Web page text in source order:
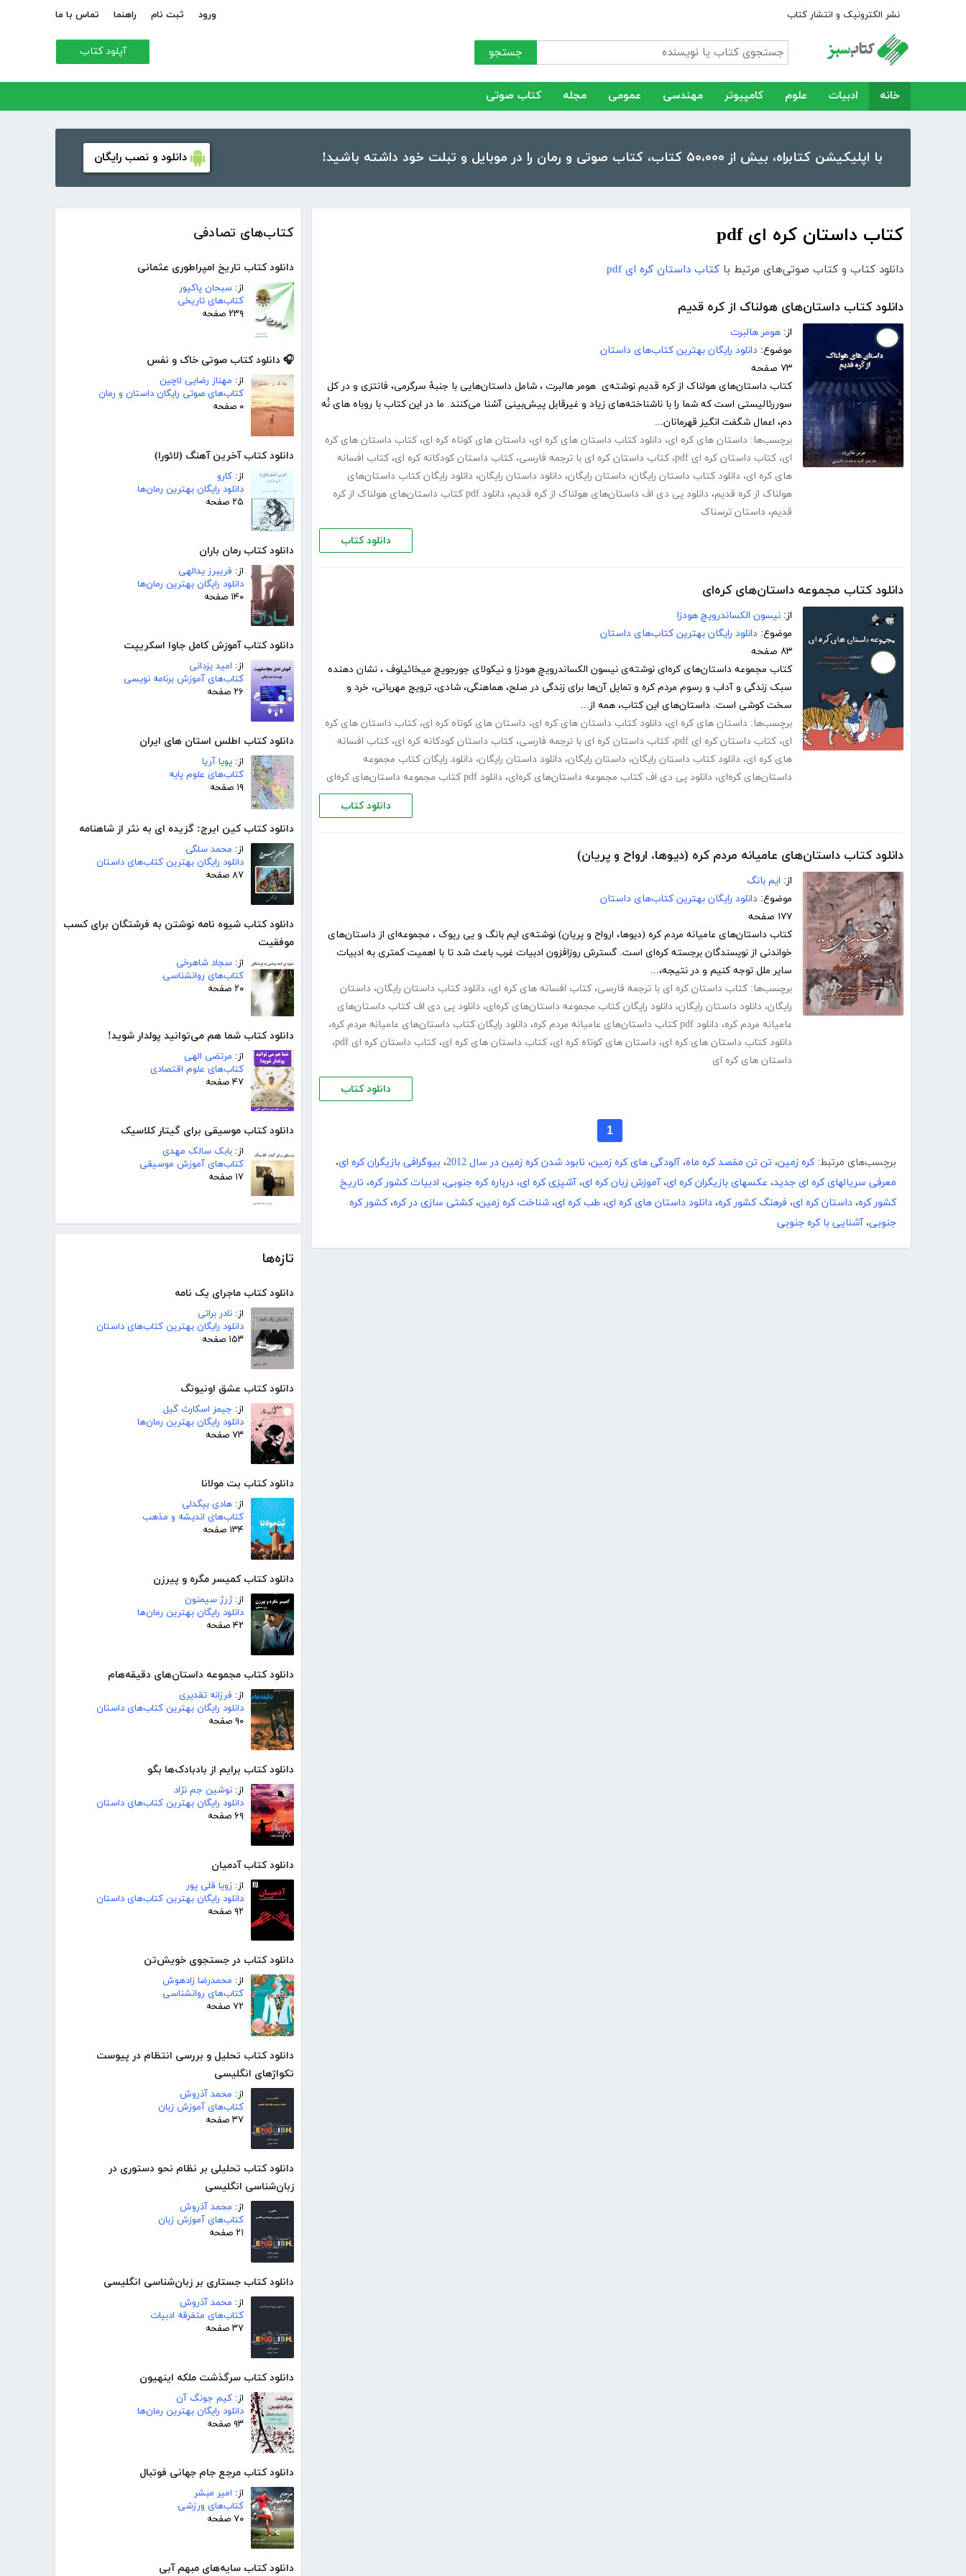
نشر الکترونیک و انتشار کتاب ورود ثبت نام راهنما تماس با ما
جستجو آپلود کتاب
خانه ادبیات علوم کامپیوتر مهندسی عمومی مجله کتاب صوتی
با اپلیکیشن کتابراه، بیش از ۵۰،۰۰۰ کتاب، کتاب صوتی و رمان را در موبایل و تبلت خود داشته باشید! دانلود و نصب رایگان
کتاب‌های تصادفی
دانلود کتاب تاریخ امپراطوری عثمانی
از: سبحان پاکپور
کتاب‌های تاریخی
۲۳۹ صفحه
🎧 دانلود کتاب صوتی خاک و نفس
از: مهناز رضایی لاچین
کتاب‌های صوتی رایگان داستان و رمان
۰ صفحه
دانلود کتاب آخرین آهنگ (لائورا)
از: کارو
دانلود رایگان بهترین رمان‌ها
۲۵ صفحه
دانلود کتاب رمان باران
از: فریبرز یدالهی
دانلود رایگان بهترین رمان‌ها
۱۴۰ صفحه
دانلود کتاب آموزش کامل جاوا اسکریپت
از: امید یزدانی
کتاب‌های آموزش برنامه نویسی
۲۶ صفحه
دانلود کتاب اطلس استان های ایران
از: پویا آریا
کتاب‌های علوم پایه
۱۹ صفحه
دانلود کتاب کین ایرج: گزیده ای به نثر از شاهنامه
از: محمد سلگی
دانلود رایگان بهترین کتاب‌های داستان
۸۷ صفحه
دانلود کتاب شیوه نامه نوشتن به فرشتگان برای کسب
موفقیت
از: سجاد شاهرخی
کتاب‌های روانشناسی
۲۰ صفحه
دانلود کتاب شما هم می‌توانید پولدار شوید!
از: مرتضی الهی
کتاب‌های علوم اقتصادی
۴۷ صفحه
دانلود کتاب موسیقی برای گیتار کلاسیک
از: بابک سالک مهدی
کتاب‌های آموزش موسیقی
۱۷ صفحه
تازه‌ها
دانلود کتاب ماجرای یک نامه
از: نادر براتی
دانلود رایگان بهترین کتاب‌های داستان
۱۵۳ صفحه
دانلود کتاب عشق اونیونگ
از: جیمز اسکارث گیل
دانلود رایگان بهترین رمان‌ها
۷۳ صفحه
دانلود کتاب بت مولانا
از: هادی بیگدلی
کتاب‌های اندیشه و مذهب
۱۳۴ صفحه
دانلود کتاب کمیسر مگره و پیرزن
از:ژرژ سیمنون
دانلود رایگان بهترین رمان‌ها
۴۲ صفحه
دانلود کتاب مجموعه داستان‌های دقیقه‌هام
از: فرزانه تقدیری
دانلود رایگان بهترین کتاب‌های داستان
۹۰ صفحه
دانلود کتاب برایم از بادبادک‌ها بگو
از: نوشین جم نژاد
دانلود رایگان بهترین کتاب‌های داستان
۶۹ صفحه
دانلود کتاب آدمیان
از: زویا قلی پور
دانلود رایگان بهترین کتاب‌های داستان
۹۲ صفحه
دانلود کتاب در جستجوی خویش‌تن
از: محمدرضا زادهوش
کتاب‌های روانشناسی
۷۲ صفحه
دانلود کتاب تحلیل و بررسی انتظام در پیوست
تکواژهای انگلیسی
از: محمد آذروش
کتاب‌های آموزش زبان
۳۷ صفحه
دانلود کتاب تحلیلی بر نظام نحو دستوری در
زبان‌شناسی انگلیسی
از: محمد آذروش
کتاب‌های آموزش زبان
۲۱ صفحه
دانلود کتاب جستاری بر زبان‌شناسی انگلیسی
از: محمد آذروش
کتاب‌های متفرقه ادبیات
۳۷ صفحه
دانلود کتاب سرگذشت ملکه اینهیون
از: کیم جونگ آن
دانلود رایگان بهترین رمان‌ها
۹۳ صفحه
دانلود کتاب مرجع جام جهانی فوتبال
از: امیر مبشر
کتاب‌های ورزشی
۷۰ صفحه
دانلود کتاب سایه‌های مبهم آبی
کتاب داستان کره ای pdf
دانلود کتاب و کتاب صوتی‌های مرتبط با کتاب داستان کره ای pdf
دانلود کتاب داستان‌های هولناک از کره قدیم
از: هومر هالبرت
موضوع: دانلود رایگان بهترین کتاب‌های داستان
۷۳ صفحه
کتاب داستان‌های هولناک از کره قدیم نوشته‌ی هومر هالبرت ، شامل داستان‌هایی با جنبۀ سرگرمی، فانتزی و در کل
سوررئالیستی است که شما را با ناشناخته‌های زیاد و غیرقابل پیش‌بینی آشنا می‌کنند. ما در این کتاب با روباه های نُه
دم، اعمال شگفت انگیز قهرمانان...
برچسب‌ها: داستان های کره ای، دانلود کتاب داستان های کره ای، داستان های کوتاه کره ای، کتاب داستان های کره
ای، کتاب داستان کره ای pdf ، کتاب داستان کره ای با ترجمه فارسی، کتاب داستان کودکانه کره ای، کتاب افسانه
های کره ای، دانلود کتاب داستان رایگان، داستان رایگان، دانلود داستان رایگان، دانلود رایگان کتاب داستان‌های
هولناک از کره قدیم، دانلود پی دی اف داستان‌های هولناک از کره قدیم،
دانلود pdf کتاب داستان‌های هولناک از کره
قدیم، داستان ترسناک
دانلود کتاب
دانلود کتاب مجموعه داستان‌های کره‌ای
از: نیسون الکساندرویچ هودزا
موضوع: دانلود رایگان بهترین کتاب‌های داستان
۸۳ صفحه
کتاب مجموعه داستان‌های کره‌ای نوشته‌ی نیسون الکساندرویچ هودزا و نیکولای جورجویچ میخائیلوف ، نشان دهنده
سبک زندگی و آداب و رسوم مردم کره و تمایل آن‌ها برای زندگی در صلح، هماهنگی، شادی، ترویج مهربانی، خرد و
سخت کوشی است. داستان‌های این کتاب، همه از...
برچسب‌ها: داستان های کره ای، دانلود کتاب داستان های کره ای، داستان های کوتاه کره ای، کتاب داستان های کره
ای، کتاب داستان کره ای pdf ، کتاب داستان کره ای با ترجمه فارسی، کتاب داستان کودکانه کره ای، کتاب افسانه
های کره ای، دانلود کتاب داستان رایگان، داستان رایگان، دانلود داستان رایگان، دانلود رایگان کتاب مجموعه
داستان‌های کره‌ای، دانلود پی دی اف کتاب مجموعه داستان‌های کره‌ای، دانلود pdf کتاب مجموعه داستان‌های کره‌ای
دانلود کتاب
دانلود کتاب داستان‌های عامیانه مردم کره (دیوها، ارواح و پریان)
از: ایم بانگ
موضوع: دانلود رایگان بهترین کتاب‌های داستان
۱۷۷ صفحه
کتاب داستان‌های عامیانه مردم کره (دیوها، ارواح و پریان) نوشته‌ی ایم بانگ و یی ریوک ، مجموعه‌ای از داستان‌های
خواندنی از نویسندگان برجسته کره‌ای است. گسترش روزافزون ادبیات غرب باعث شد تا با اهمیت کمتری به ادبیات
سایر ملل توجه کنیم و در نتیجه،...
برچسب‌ها: کتاب داستان کره ای با ترجمه فارسی، کتاب افسانه های کره ای، دانلود کتاب داستان رایگان، داستان
رایگان، دانلود داستان رایگان، دانلود رایگان کتاب مجموعه داستان‌های کره‌ای، دانلود پی دی اف کتاب داستان‌های
عامیانه مردم کره، دانلود pdf کتاب داستان‌های عامیانه مردم کره ، دانلود رایگان کتاب داستان‌های عامیانه مردم کره،
دانلود کتاب داستان های کره ای، داستان های کوتاه کره ای، کتاب داستان های کره ای، کتاب داستان کره ای pdf
،
داستان های کره ای
دانلود کتاب
1
برچسب‌های مرتبط:کره زمین، تن تن مقصد کره ماه،آلودگی های کره زمین، نابود شدن کره زمین در سال 2012 ، بیوگرافی بازیگران کره ای،
معرفی سریالهای کره ای جدید، عکسهای بازیگران کره ای،آموزش زبان کره ای،آشپزی کره ای، درباره کره جنوبی، ادبیات کشور کره، تاریخ
کشور کره، داستان کره ای، فرهنگ کشور کره، دانلود داستان های کره ای، طب کره ای، شناخت کره زمین،کشتی سازی در کره،کشور کره
جنوبی،آشنایی با کره جنوبی